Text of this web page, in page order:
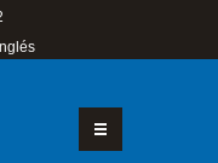
Inglés